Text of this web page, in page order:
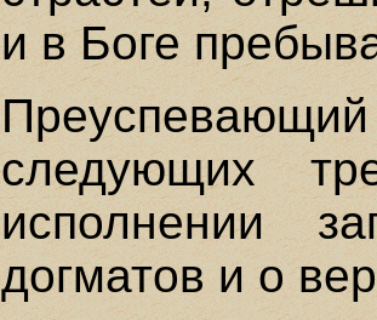
и в Боге
следующих
исполнении
догматов и о